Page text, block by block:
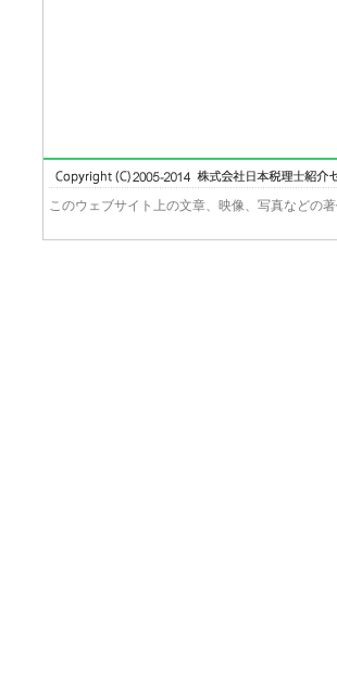
このウェブサイト上の文章、映像、写真などの